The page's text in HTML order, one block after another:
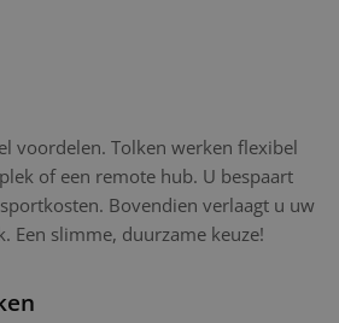
voordelen. Tolken werken flexibel
of een remote hub. U bespaart
Bovendien verlaagt u uw
Een slimme, duurzame keuze!